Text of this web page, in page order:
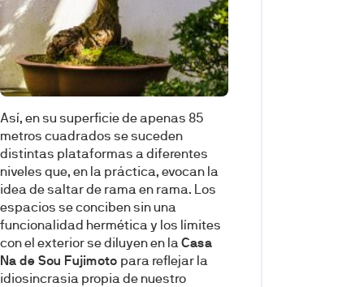
Así, en su superficie de apenas 85
metros cuadrados se suceden
distintas plataformas a diferentes
niveles que, en la práctica, evocan la
idea de saltar de rama en rama. Los
espacios se conciben sin una
funcionalidad hermética y los límites
con el exterior se diluyen en laCasa
Na de Sou Fujimoto para reflejar la
idiosincrasia propia de nuestro